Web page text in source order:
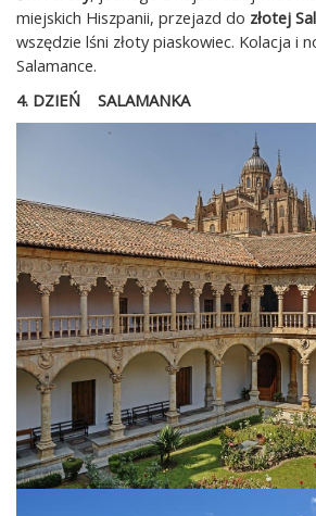
miejskich Hiszpanii, przejazd do złotej
wszędzie lśni złoty piaskowiec. Kolacja i
Salamance.
4. DZIEŃ SALAMANKA